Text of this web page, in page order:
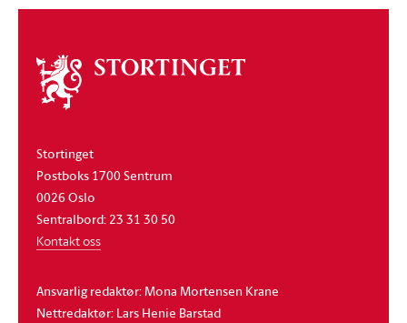
Om
stortinget
Stortinget
Postboks 1700 Sentrum
0026 Oslo
Sentralbord: 23 31 30 50
Kontakt oss
Ansvarlig redaktør: Mona Mortensen Krane
Nettredaktør: Lars Henie Barstad